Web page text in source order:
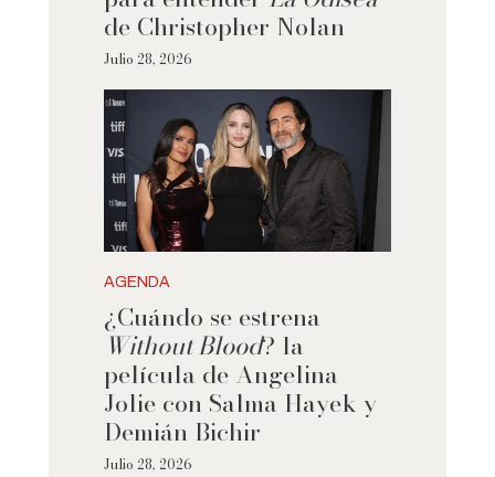
de Christopher Nolan
Julio 28, 2026
AGENDA
¿Cuándo se estrena
Without Blood? la
película de Angelina
Jolie con Salma Hayek y
Demián Bichir
Julio 28, 2026